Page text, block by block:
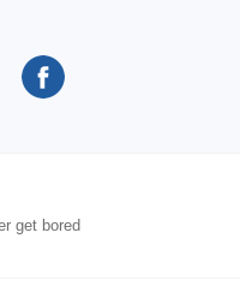
get bored